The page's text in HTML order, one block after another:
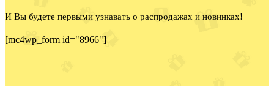
И Вы будете первыми узнавать о распродажах и новинках!
[mc4wp_form id="8966"]